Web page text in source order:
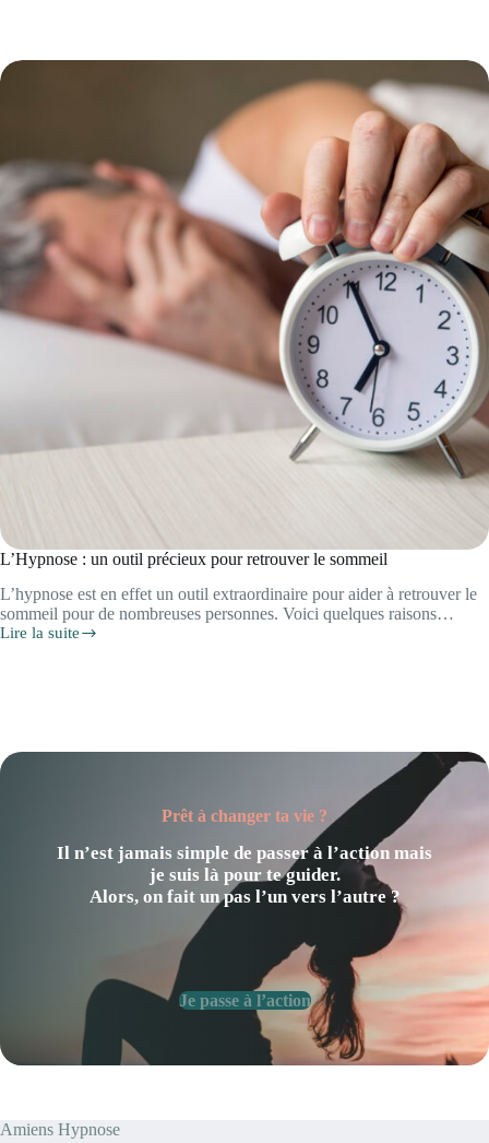
L’Hypnose : un outil précieux pour retrouver le sommeil
L’hypnose est en effet un outil extraordinaire pour aider à retrouver le
sommeil pour de nombreuses personnes. Voici quelques raisons…
Lire la suite
L’Hypnose
retrouver
le
Prêt à changer ta vie ?
Il n’est jamais simple de passer à l’action mais
je suis là pour te guider.
Alors, on fait un pas l’un vers l’autre ?
Je passe à l’action
Amiens Hypnose